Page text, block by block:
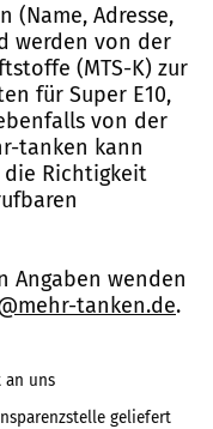
(Name, Adresse,
werden von der
(MTS-K) zur
für Super E10,
von der
tanken kann
die Richtigkeit
Angaben wenden
tanken.de.
an uns
geliefert